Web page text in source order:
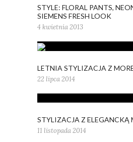
STYLE: FLORAL PANTS,
SIEMENS FRESH LOOK
4 kwietnia 2013
LETNIA STYLIZACJA Z
22 lipca 2014
STYLIZACJA Z ELEGANCKĄ
11 listopada 2014